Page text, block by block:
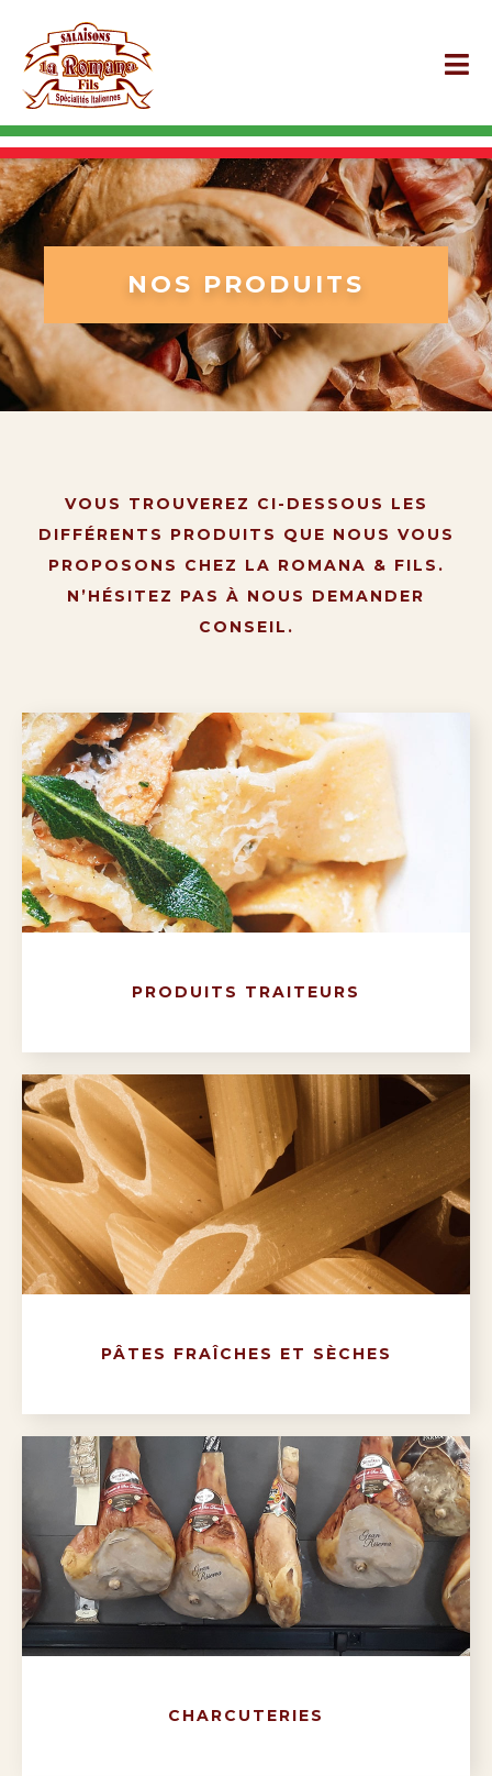
NOS PRODUITS
VOUS TROUVEREZ CI-DESSOUS LES
DIFFÉRENTS PRODUITS QUE NOUS VOUS
PROPOSONS CHEZ LA ROMANA & FILS.
N’HÉSITEZ PAS À NOUS DEMANDER
CONSEIL.
PRODUITS TRAITEURS
PÂTES FRAÎCHES ET SÈCHES
CHARCUTERIES